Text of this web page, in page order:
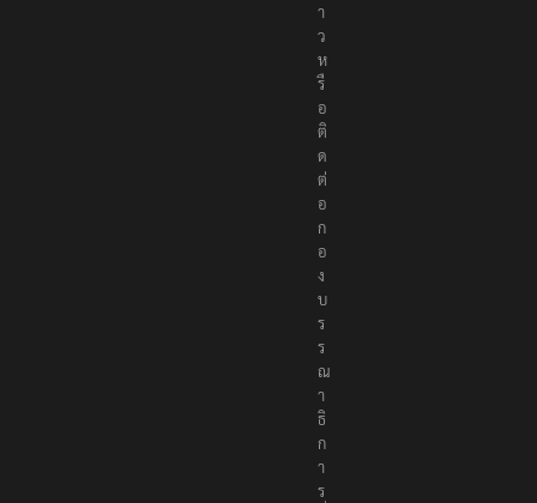
า
ว
ห
รื
อ
ติ
ด
ต่
อ
ก
อ
ง
บ
ร
ร
ณ
า
ธิ
ก
า
ร